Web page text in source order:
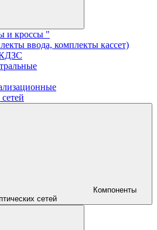
и кроссы "
ввода, комплекты кассет)
КДЗС
Компоненты
сетей